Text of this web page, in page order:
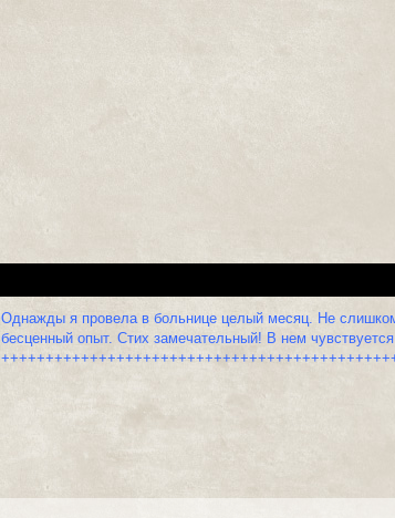
Однажды я провела в больнице целый месяц. Не
бесценный опыт. Стих замечательный! В нем